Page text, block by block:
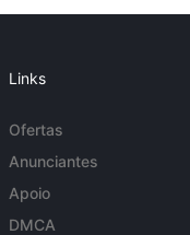
Links
Ofertas
Anunciantes
Apoio
DMCA